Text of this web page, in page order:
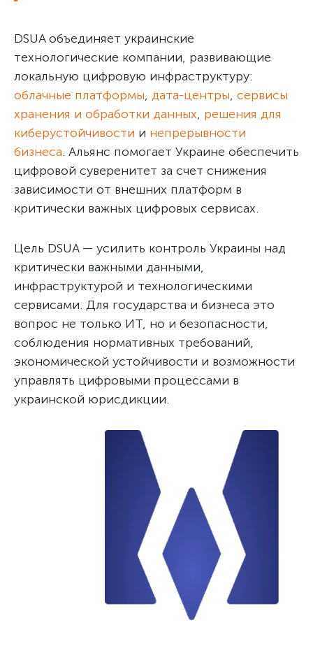
DSUA объединяет украинские
технологические компании, развивающие
локальную цифровую инфраструктуру:
облачные платформы, дата-центры, сервисы
хранения и обработки данных, решения для
киберустойчивости и непрерывности
бизнеса. Альянс помогает Украине обеспечить
цифровой суверенитет за счет снижения
зависимости от внешних платформ в
критически важных цифровых сервисах.
Цель DSUA — усилить контроль Украины над
критически важными данными,
инфраструктурой и технологическими
сервисами. Для государства и бизнеса это
вопрос не только ИТ, но и безопасности,
соблюдения нормативных требований,
экономической устойчивости и возможности
управлять цифровыми процессами в
украинской юрисдикции.